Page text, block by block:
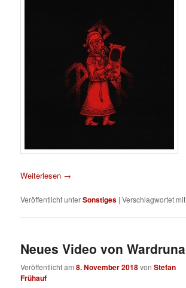
Weiterlesen →
Veröffentlicht unterSonstiges |Verschlagwortet mit
Neues Video von Wardruna
Veröffentlicht am8. November 2018vonStefan
Frühauf